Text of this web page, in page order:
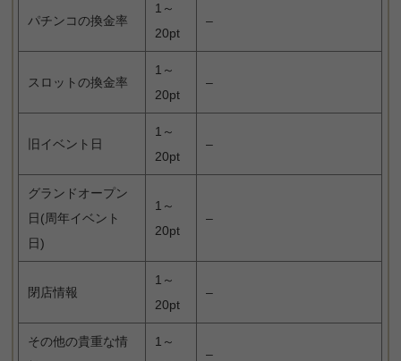
パチンコの換金率
1～
20pt
–
スロットの換金率
1～
20pt
–
旧イベント日
1～
20pt
–
グランドオープン
日(周年イベント
日)
1～
20pt
–
閉店情報
1～
20pt
–
その他の貴重な情
1～
–